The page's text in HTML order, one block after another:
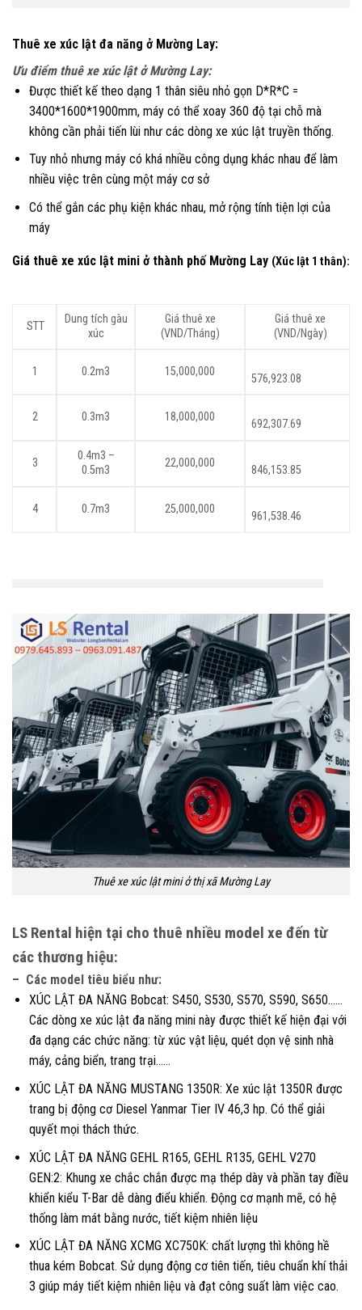
Thuê xe xúc lật đa năng ở Mường Lay:
Ưu điểm thuê xe xúc lật ở Mường Lay:
Được thiết kế theo dạng 1 thân siêu nhỏ gọn D*R*C =
3400*1600*1900mm, máy có thể xoay 360 độ tại chỗ mà
không cần phải tiến lùi như các dòng xe xúc lật truyền thống.
Tuy nhỏ nhưng máy có khá nhiều công dụng khác nhau để làm
nhiều việc trên cùng một máy cơ sở
Có thể gắn các phụ kiện khác nhau, mở rộng tính tiện lợi của
máy
Giá thuê xe xúc lật mini ở thành phố Mường Lay (Xúc lật 1 thân):
STT
Dung tích gàu
xúc
Giá thuê xe
(VND/Tháng)
Giá thuê xe
(VND/Ngày)
1 0.2m3 15,000,000
576,923.08
2 0.3m3 18,000,000
692,307.69
3
0.4m3 –
0.5m3
22,000,000
846,153.85
4 0.7m3 25,000,000
961,538.46
Thuê xe xúc lật mini ở thị xã Mường Lay
LS Rental hiện tại cho thuê nhiều model xe đến từ
các thương hiệu:
– Các model tiêu biểu như:
XÚC LẬT ĐA NĂNG Bobcat: S450, S530, S570, S590, S650……
Các dòng xe xúc lật đa năng mini này được thiết kế hiện đại với
đa dạng các chức năng: từ xúc vật liệu, quét dọn vệ sinh nhà
máy, cảng biển, trang trại……
XÚC LẬT ĐA NĂNG MUSTANG 1350R: Xe xúc lật 1350R được
trang bị động cơ Diesel Yanmar Tier IV 46,3 hp. Có thể giải
quyết mọi thách thức.
XÚC LẬT ĐA NĂNG GEHL R165, GEHL R135, GEHL V270
GEN:2: Khung xe chắc chắn được mạ thép dày và phần tay điều
khiển kiểu T-Bar dễ dàng điểu khiển. Động cơ mạnh mẽ, có hệ
thống làm mát bằng nước, tiết kiệm nhiên liệu
XÚC LẬT ĐA NĂNG XCMG XC750K: chất lượng thì không hề
thua kém Bobcat. Sử dụng động cơ tiên tiến, tiêu chuẩn khí thải
3 giúp máy tiết kiệm nhiên liệu và đạt công suất làm việc cao.